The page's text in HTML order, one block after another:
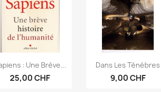
Aperçu rapide
: Une Brève...
25,00 CHF
Aperçu rapide
Dans Les Ténébres
9,00 CHF